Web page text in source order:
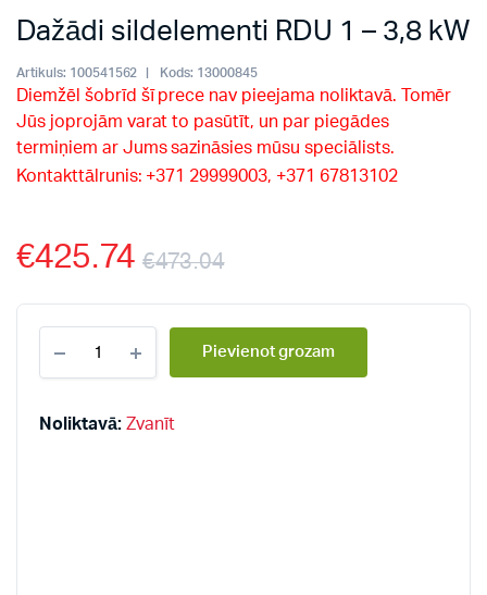
Dažādi sildelementi RDU 1 – 3,8 kW
Artikuls: 100541562 Kods: 13000845
Diemžēl šobrīd šī prece nav pieejama noliktavā. Tomēr
Jūs joprojām varat to pasūtīt, un par piegādes
termiņiem ar Jums sazināsies mūsu speciālists.
Kontakttālrunis: +371 29999003, +371 67813102
€473.04
€425.74
sildelementi
RDU
-
Pievienot grozam
Noliktavā: Zvanīt